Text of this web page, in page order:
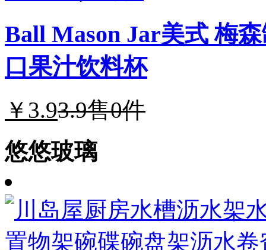
Ball Mason Jar美式 梅
口果汁饮料杯
￥3.93.9售0件
悠悠玻璃